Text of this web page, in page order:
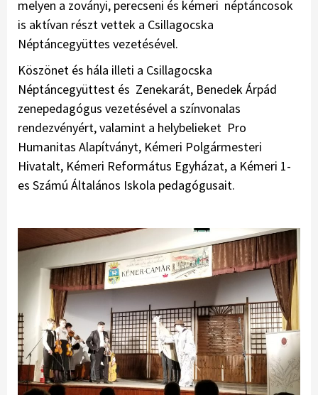
melyen a zoványi, perecseni és kémeri néptáncosok
is aktívan részt vettek a Csillagocska
Néptáncegyüttes vezetésével.
Köszönet és hála illeti a Csillagocska
Néptáncegyüttest és Zenekarát, Benedek Árpád
zenepedagógus vezetésével a színvonalas
rendezvényért, valamint a helybelieket Pro
Humanitas Alapítványt, Kémeri Polgármesteri
Hivatalt, Kémeri Református Egyházat, a Kémeri 1-
es Számú Általános Iskola pedagógusait.